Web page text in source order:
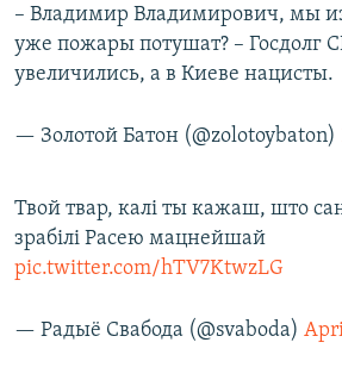
– Владимир Владимирович, мы
уже пожары потушат? – Госдолг
увеличились, а в Киеве нацисты.
— Золотой Батон (@zolotoybaton)
Твой твар, калі ты кажаш, што
зрабілі Расею мацнейшай
pic.twitter.com/hTV7KtwzLG
— Радыё Свабода (@svaboda)